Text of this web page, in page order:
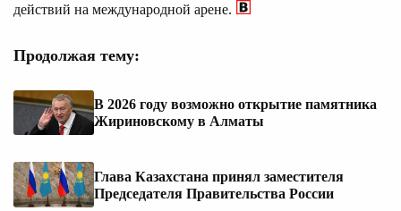
действий на международной арене.
Продолжая тему:
В 2026 году возможно открытие памятника
Жириновскому в Алматы
Глава Казахстана принял заместителя
Председателя Правительства России